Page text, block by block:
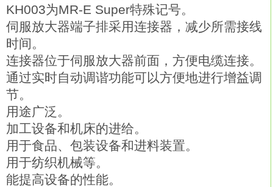
KH003为MR-E Super特殊记号。
伺服放大器端子排采用连接器，减少所需接线
时间。
连接器位于伺服放大器前面，方便电缆连接。
通过实时自动调谐功能可以方便地进行增益调
节。
用途广泛。
加工设备和机床的进给。
用于食品、包装设备和进料装置。
用于纺织机械等。
能提高设备的性能。